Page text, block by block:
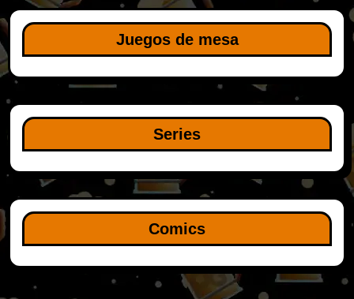
Juegos de mesa
Series
Comics